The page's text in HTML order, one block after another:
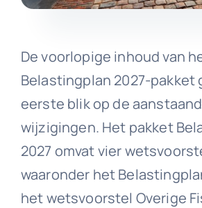
De voorlopige inhoud van
Belastingplan 2027-pakket
eerste blik op de
wijzigingen. Het pakket
2027 omvat vier
waaronder het
het wetsvoorstel Overige